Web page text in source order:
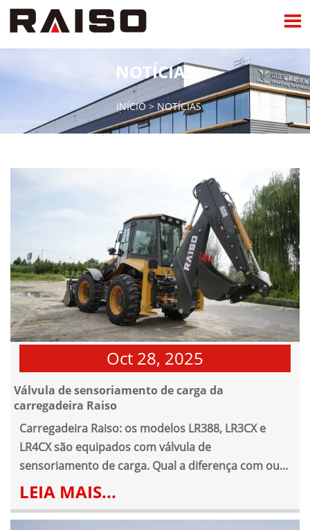

NOTÍCIAS
INÍCIO> NOTÍCIAS
Oct 28, 2025
Válvula de sensoriamento de carga da
carregadeira Raiso
Carregadeira Raiso: os modelos LR388, LR3CX e
LR4CX são equipados com válvula de
sensoriamento de carga. Qual a diferença com ou
sem esta válvula?
LEIA MAIS...